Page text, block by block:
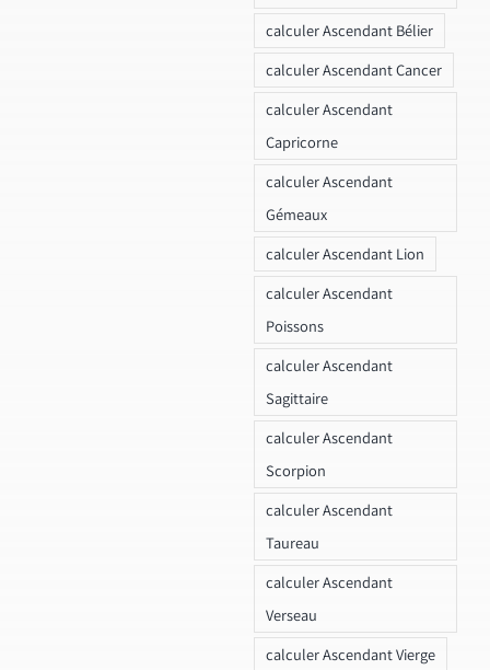
calculer Ascendant Bélier
calculer Ascendant Cancer
calculer Ascendant
Capricorne
calculer Ascendant
Gémeaux
calculer Ascendant Lion
calculer Ascendant
Poissons
calculer Ascendant
Sagittaire
calculer Ascendant
Scorpion
calculer Ascendant
Taureau
calculer Ascendant
Verseau
calculer Ascendant Vierge